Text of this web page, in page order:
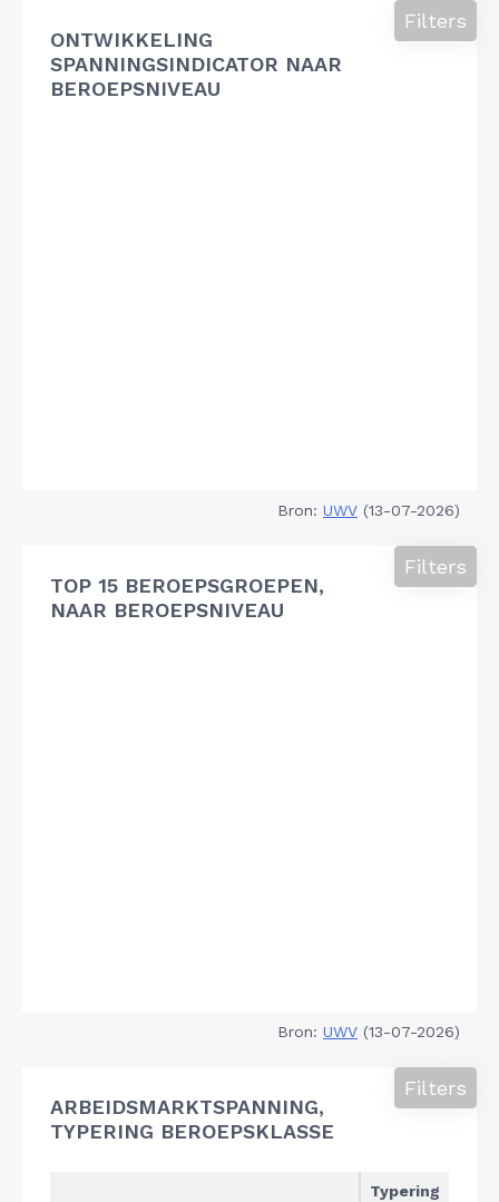
ONTWIKKELING
SPANNINGSINDICATOR NAAR
BEROEPSNIVEAU
Filters
Bron: UWV (13-07-2026)
TOP 15 BEROEPSGROEPEN,
NAAR BEROEPSNIVEAU
Filters
Bron: UWV (13-07-2026)
ARBEIDSMARKTSPANNING,
TYPERING BEROEPSKLASSE
Filters